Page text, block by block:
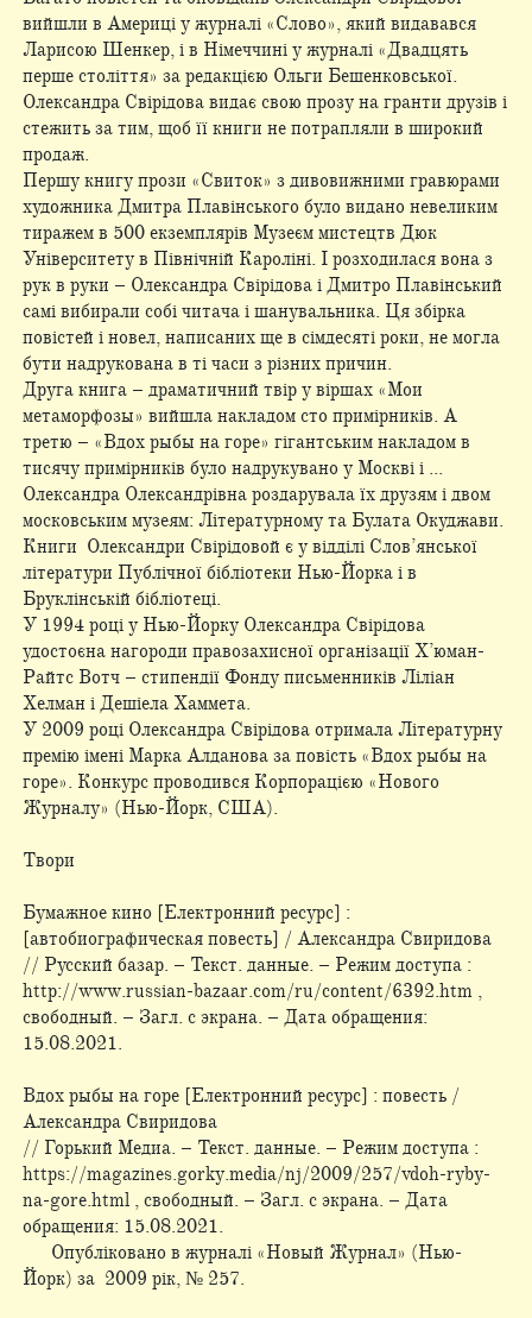
вийшли в Америці у журналі «Слово», який видавався
Ларисою Шенкер, і в Німеччині у журналі «Двадцять
перше століття» за редакцією Ольги Бешенковської.
Олександра Свірідова видає свою прозу на гранти друзів і
стежить за тим, щоб її книги не потрапляли в широкий
продаж.
Першу книгу прози «Свиток» з дивовижними гравюрами
художника Дмитра Плавінського було видано невеликим
тиражем в 500 екземплярів Музеєм мистецтв Дюк
Університету в Північній Кароліні. І розходилася вона з
рук в руки – Олександра Свірідова і Дмитро Плавінський
самі вибирали собі читача і шанувальника. Ця збірка
повістей і новел, написаних ще в сімдесяті роки, не могла
бути надрукована в ті часи з різних причин.
Друга книга – драматичний твір у віршах «Мои
метаморфозы» вийшла накладом сто примірників. А
третю – «Вдох рыбы на горе» гігантським накладом в
тисячу примірників було надрукувано у Москві і ...
Олександра Олександрівна роздарувала їх друзям і двом
московським музеям: Літературному та Булата Окуджави.
Книги Олександри Свірідовой є у відділі Слов’янської
літератури Публічної бібліотеки Нью-Йорка і в
Бруклінській бібліотеці.
У 1994 році у Нью-Йорку Олександра Свірідова
удостоєна нагороди правозахисної організації Х’юман-
Райтс Вотч – стипендії Фонду письменників Ліліан
Хелман і Дешіела Хаммета.
У 2009 році Олександра Свірідова отримала Літературну
премію імені Марка Алданова за повість «Вдох рыбы на
горе». Конкурс проводився Корпорацією «Нового
Журналу» (Нью-Йорк, США).
Твори
Бумажное кино [Електронний ресурс] :
[автобиографическая повесть] / Александра Свиридова
// Русский базар. – Текст. данные. – Режим доступа :
http://www.russian-bazaar.com/ru/content/6392.htm ,
свободный. – Загл. с экрана. – Дата обращения:
15.08.2021.
Вдох рыбы на горе [Електронний ресурс] : повесть /
Александра Свиридова
// Горький Медиа. – Текст. данные. – Режим доступа :
https://magazines.gorky.media/nj/2009/257/vdoh-ryby-
na-gore.html , свободный. – Загл. с экрана. – Дата
обращения: 15.08.2021.
Опубліковано в журналі «Новый Журнал» (Нью-
Йорк) за 2009 рік, № 257.